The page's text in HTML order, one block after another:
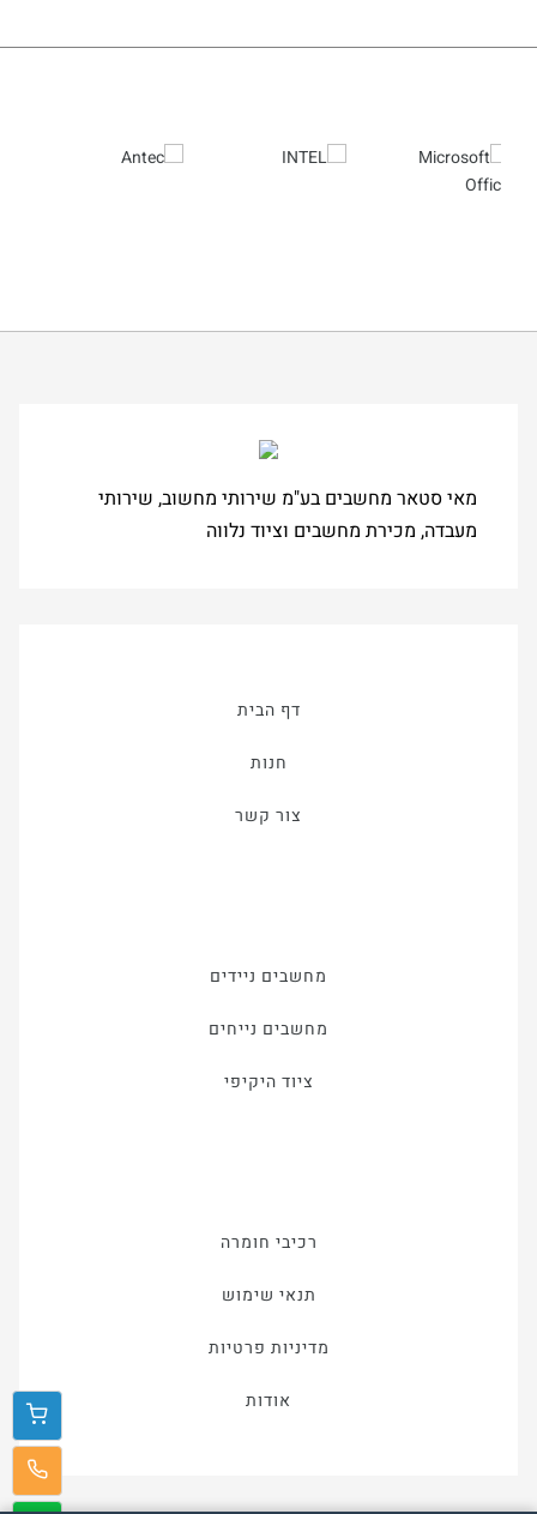
מאי סטאר מחשבים בע"מ שירותי מחשוב, שירותי
מעבדה, מכירת מחשבים וציוד נלווה
דף הבית
חנות
צור קשר
מחשבים ניידים
מחשבים נייחים
ציוד היקיפי
רכיבי חומרה
תנאי שימוש
מדיניות פרטיות
אודות